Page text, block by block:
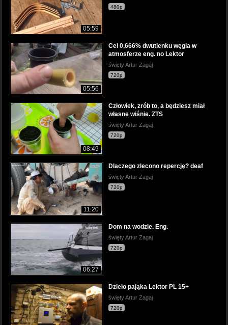
05:59
480p
05:56
Cel 0,666% dwutlenku węgla w
atmosferze eng. no Lektor
święty Artur Zagaj
720p
08:49
Człowiek, zrób to, a będziesz miał
własne wiśnie. ZTS
święty Artur Zagaj
720p
11:20
Dlaczego zlecono repercję? deaf
święty Artur Zagaj
720p
06:27
Dom na wodzie. Eng.
święty Artur Zagaj
720p
Dzieło pająka Lektor PL 15+
święty Artur Zagaj
720p